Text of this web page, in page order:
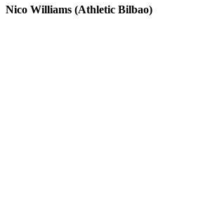
Nico Williams (Athletic Bilbao)